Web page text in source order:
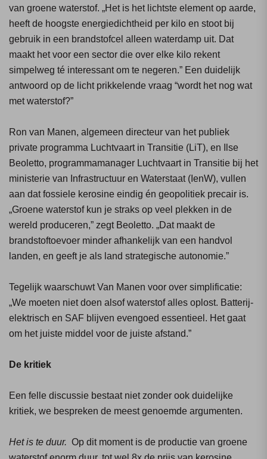
van groene waterstof. „Het is het lichtste element op aarde,
heeft de hoogste energiedichtheid per kilo en stoot bij
gebruik in een brandstofcel alleen waterdamp uit. Dat
maakt het voor een sector die over elke kilo rekent
simpelweg té interessant om te negeren.” Een duidelijk
antwoord op de licht prikkelende vraag “wordt het nog wat
met waterstof?”
Ron van Manen, algemeen directeur van het publiek
private programma Luchtvaart in Transitie (LiT), en Ilse
Beoletto, programmamanager Luchtvaart in Transitie bij het
ministerie van Infrastructuur en Waterstaat (IenW), vullen
aan dat fossiele kerosine eindig én geopolitiek precair is.
„Groene waterstof kun je straks op veel plekken in de
wereld produceren,” zegt Beoletto. „Dat maakt de
brandstoftoevoer minder afhankelijk van een handvol
landen, en geeft je als land strategische autonomie.”
Tegelijk waarschuwt Van Manen voor over simplificatie:
„We moeten niet doen alsof waterstof alles oplost. Batterij-
elektrisch en SAF blijven evengoed essentieel. Het gaat
om het juiste middel voor de juiste afstand.”
De kritiek
Een felle discussie bestaat niet zonder ook duidelijke
kritiek, we bespreken de meest genoemde argumenten.
Het is te duur. Op dit moment is de productie van groene